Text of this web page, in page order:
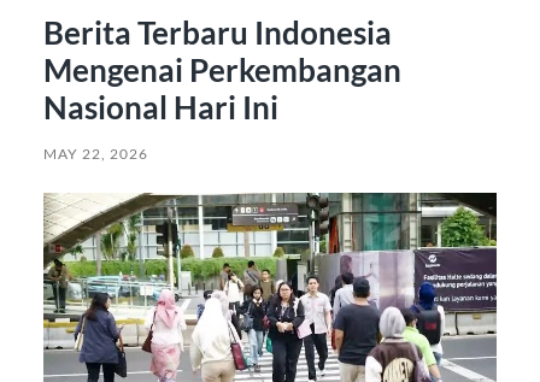
Berita Terbaru Indonesia
Mengenai Perkembangan
Nasional Hari Ini
MAY 22, 2026